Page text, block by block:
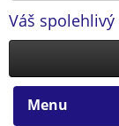
Váš
Menu